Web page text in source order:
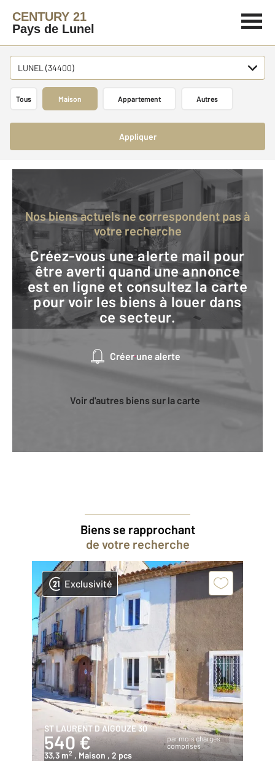
CENTURY 21
Pays de Lunel
LUNEL (34400)
Tous Maison Appartement Autres
Appliquer
Nos biens actuels ne correspondent pas à
votre recherche
Créez-vous une alerte mail pour
être averti quand une annonce
est en ligne et consultez la carte
pour voir les biens à louer dans
ce secteur.
Créer une alerte
Voir d'autres biens sur la carte
Biens se rapprochant
de votre recherche
Exclusivité
ST LAURENT D AIGOUZE 30
540 €
par mois charges
comprises
33,3 m2 , Maison , 2 pcs